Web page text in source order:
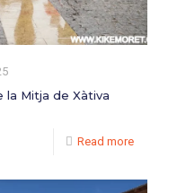
la Mitja de Xàtiva
Read more